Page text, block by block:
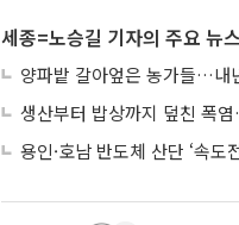
세종=노승길 기자의 주요 뉴스
양파밭 갈아엎은 농가들…내
생산부터 밥상까지 덮친 폭
용인·호남 반도체 산단 ‘속